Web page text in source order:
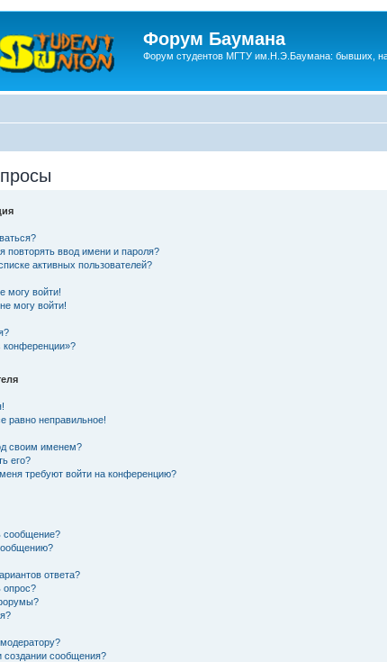
Форум Баумана
Форум студентов МГТУ им.Н.Э.Баумана: бывших,
повторять ввод имени и пароля?
активных пользователей?
могу войти!
могу войти!
конференции»?
равно неправильное!
своим именем?
его?
требуют войти на конференцию?
сообщение?
ответа?
опрос?
создании сообщения?